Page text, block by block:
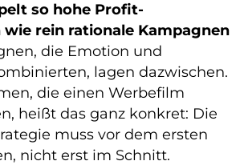
so hohe Profit-
rein rationale Kampagnen
die Emotion und
lagen dazwischen.
die einen Werbefilm
heißt das ganz konkret: Die
muss vor dem ersten
nicht erst im Schnitt.